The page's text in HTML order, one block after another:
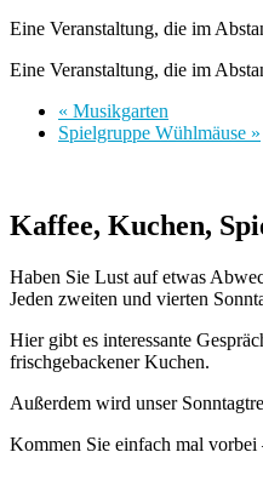
Eine Veranstaltung, die im
Eine Veranstaltung, die im
« Musikgarten
Spielgruppe Wühlmäuse »
Kaffee, Kuchen,
Haben Sie Lust auf etwas
Jeden zweiten und vierten
Hier gibt es interessante
frischgebackener Kuchen.
Außerdem wird unser
Kommen Sie einfach mal